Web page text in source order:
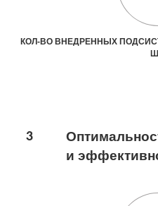
КОЛ-ВО ВНЕДРЕННЫХ
3
и